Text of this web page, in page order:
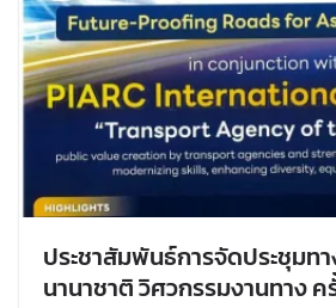
ประชาสัมพันธ์การจัดประชุมท
นานาชาติ วิศวกรรมงานทาง ค